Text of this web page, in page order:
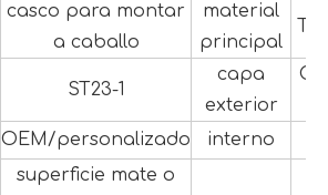
casco para montar
a caballo
material
principal
ST23-1
capa
exterior
OEM/personalizado interno
superficie mate o